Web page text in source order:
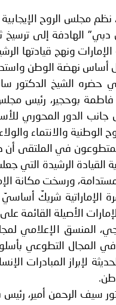
عن الأمانة العامة لمجلس
نظم مجلس الروح
الهادفة إلى ترسيخ
ونهج قيادتها
أساس نهضة الوطن
حضره الشيخ الدكتور
بوحجير، رئيس مجلس
جانب الدور المحوري
الوطنية والانتماء
في الملتقى أن
القيادة الرشيدة التي
ورسخت مكانة
الإماراتية شريكٌ
الأصيلة القائمة
المنسق الإعلامي
المجال التطوعي
لإبراز المبادرات
سيف الرحمن أمير،